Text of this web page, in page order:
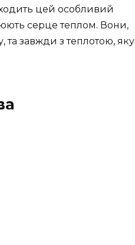
цей особливий
серце теплом. Вони,
та завжди з теплотою, яку